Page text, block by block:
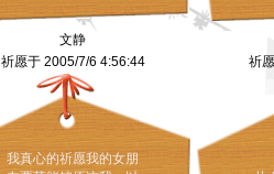
文静
祈愿于 2005/7/6 4:56:44
祈
我真心的祈愿我的女朋